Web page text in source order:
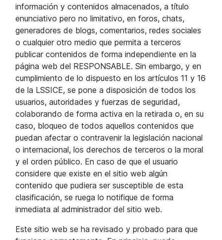
información y contenidos almacenados, a título
enunciativo pero no limitativo, en foros, chats,
generadores de blogs, comentarios, redes sociales
o cualquier otro medio que permita a terceros
publicar contenidos de forma independiente en la
página web del RESPONSABLE. Sin embargo, y en
cumplimiento de lo dispuesto en los artículos 11 y 16
de la LSSICE, se pone a disposición de todos los
usuarios, autoridades y fuerzas de seguridad,
colaborando de forma activa en la retirada o, en su
caso, bloqueo de todos aquellos contenidos que
puedan afectar o contravenir la legislación nacional
o internacional, los derechos de terceros o la moral
y el orden público. En caso de que el usuario
considere que existe en el sitio web algún
contenido que pudiera ser susceptible de esta
clasificación, se ruega lo notifique de forma
inmediata al administrador del sitio web.
Este sitio web se ha revisado y probado para que